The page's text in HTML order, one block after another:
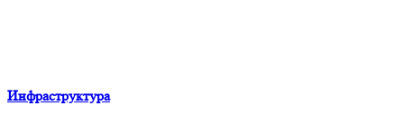
Инфраструктура